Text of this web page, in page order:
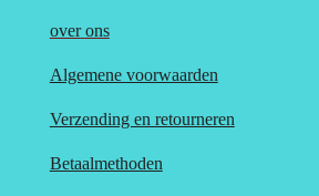
over ons
Algemene voorwaarden
Verzending en retourneren
Betaalmethoden